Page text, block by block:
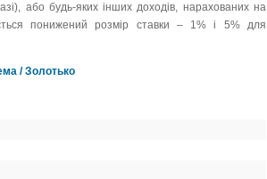
або будь-яких інших доходів, нарахованих на
понижений розмір ставки – 1% і 5% для
/ Золотько